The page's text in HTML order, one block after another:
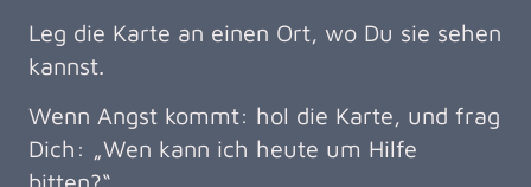
Leg die Karte an einen Ort, wo Du sie sehen
kannst.
Wenn Angst kommt: hol die Karte, und frag
Dich: „Wen kann ich heute um Hilfe